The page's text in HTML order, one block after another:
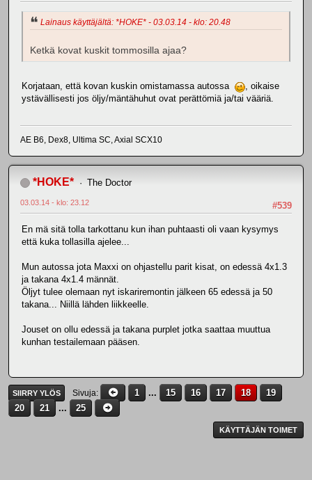
Lainaus käyttäjältä: *HOKE* - 03.03.14 - klo: 20.48
Ketkä kovat kuskit tommosilla ajaa?
Korjataan, että kovan kuskin omistamassa autossa
, oikaise
ystävällisesti jos öljy/mäntähuhut ovat perättömiä ja/tai vääriä.
AE B6, Dex8, Ultima SC, Axial SCX10
*HOKE* The Doctor
#539
03.03.14 - klo: 23.12
En mä sitä tolla tarkottanu kun ihan puhtaasti oli vaan kysymys
että kuka tollasilla ajelee...
Mun autossa jota Maxxi on ohjastellu parit kisat, on edessä 4x1.3
ja takana 4x1.4 männät.
Öljyt tulee olemaan nyt iskariremontin jälkeen 65 edessä ja 50
takana... Niillä lähden liikkeelle.
Jouset on ollu edessä ja takana purplet jotka saattaa muuttua
kunhan testailemaan pääsen.
SIIRRY YLÖS Sivuja 1 ... 15 16 17 18
19
20
21 ... 25
KÄYTTÄJÄN TOIMET